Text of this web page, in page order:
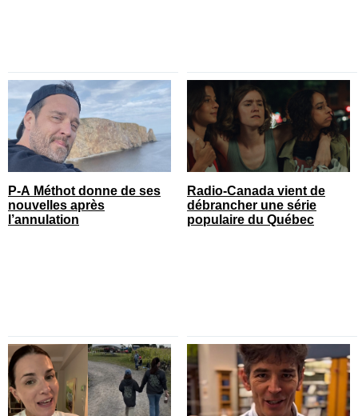
P-A Méthot donne de ses
nouvelles après
l’annulation
Radio-Canada vient de
débrancher une série
populaire du Québec